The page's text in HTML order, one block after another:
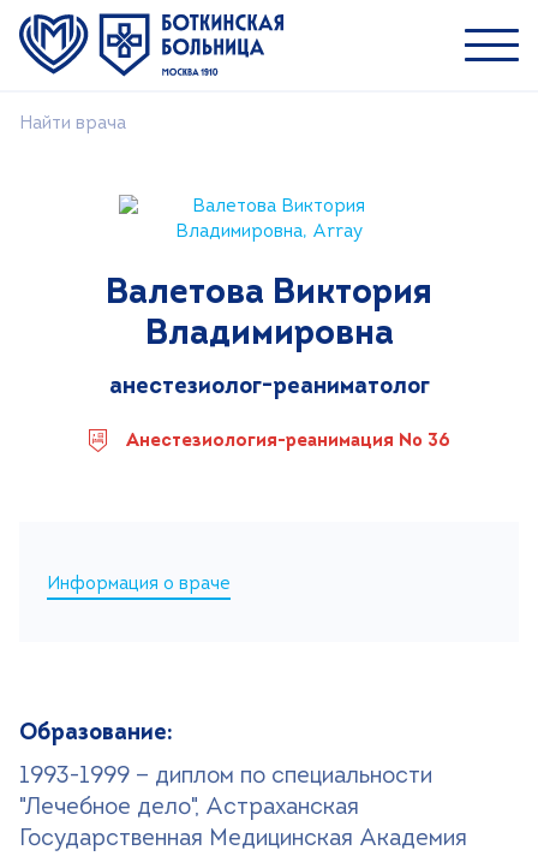
Пациентам
О ММНКЦ им. С.П. Боткина
Найти врача
Записаться на прием
Найти врача
Валетова Виктория
Владимировна
анестезиолог-реаниматолог
Анестезиология-реанимация № 36
Информация о враче
Образование:
1993-1999 — диплом по специальности
"Лечебное дело", Астраханская
Государственная Медицинская Академия